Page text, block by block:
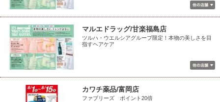
マルエドラッグ/甘楽福島店
ツルハ・ウエルシアグループ限定！本物の美しさを目
指すヘアケア
カワチ薬品/富岡店
ファブリーズ ポイント20倍